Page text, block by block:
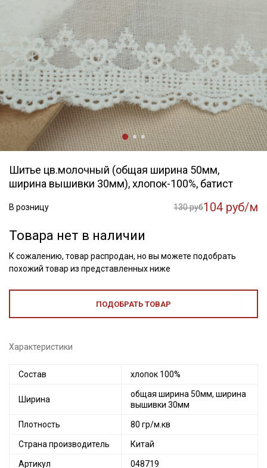
Шитье цв.молочный (общая ширина 50мм,
ширина вышивки 30мм), хлопок-100%, батист
В розницу 130 руб104 руб/м
Товара нет в наличии
К сожалению, товар распродан, но вы можете подобрать
похожий товар из представленных ниже
ПОДОБРАТЬ ТОВАР
Характеристики
Состав хлопок 100%
Ширина
общая ширина 50мм, ширина
вышивки 30мм
Плотность 80 гр/м.кв
Страна производитель Китай
Артикул 048719
Мы публикуем здесь дополнительные